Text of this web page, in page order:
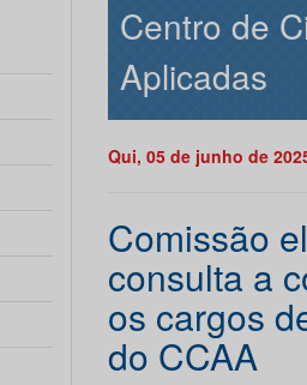
Centro de
Aplicadas
Qui, 05 de junho de
Comissão
consulta a
os cargos
do CCAA